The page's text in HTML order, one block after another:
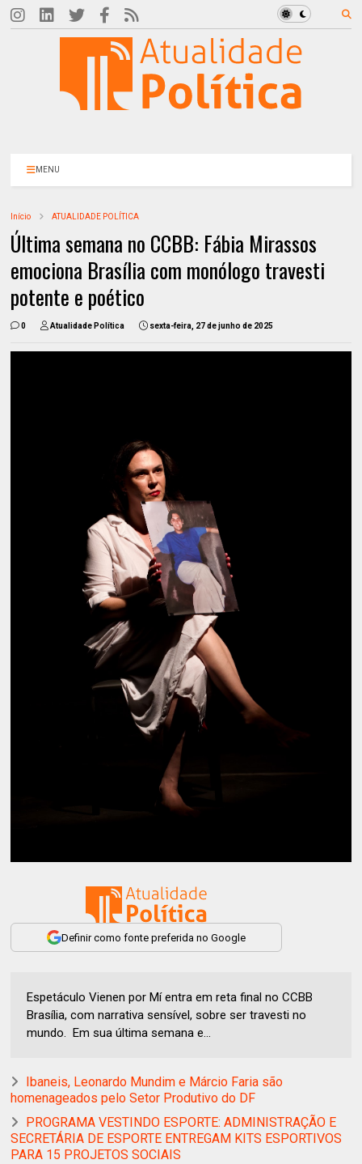
MENU
Início ATUALIDADE POLÍTICA
Última semana no CCBB: Fábia Mirassos
emociona Brasília com monólogo travesti
potente e poético
0 Atualidade Política sexta-feira, 27 de junho de 2025
Definir como fonte preferida no Google
Espetáculo Vienen por Mí entra em reta final no CCBB
Brasília, com narrativa sensível, sobre ser travesti no
mundo. Em sua última semana e...
Ibaneis, Leonardo Mundim e Márcio Faria são
homenageados pelo Setor Produtivo do DF
PROGRAMA VESTINDO ESPORTE: ADMINISTRAÇÃO E
SECRETÁRIA DE ESPORTE ENTREGAM KITS ESPORTIVOS
PARA 15 PROJETOS SOCIAIS